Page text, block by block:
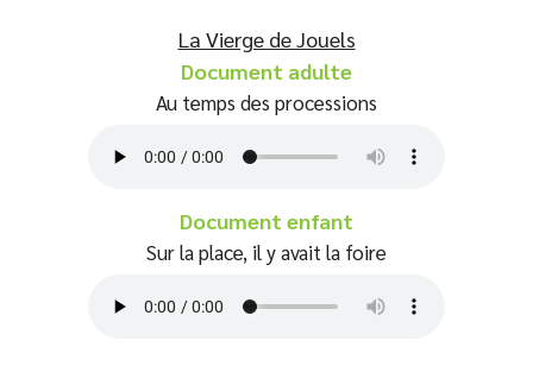
La Vierge de Jouels
Document adulte
Au temps des processions
Document enfant
Sur la place, il y avait la foire